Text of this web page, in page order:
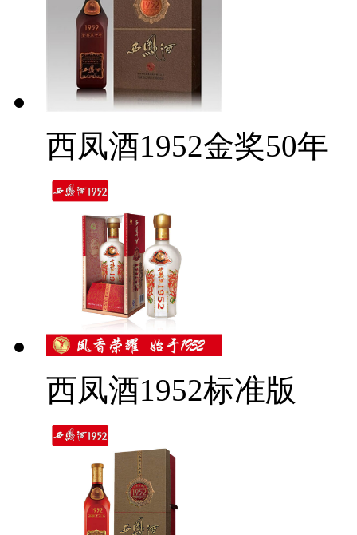
西凤酒1952金奖50年
西凤酒1952标准版